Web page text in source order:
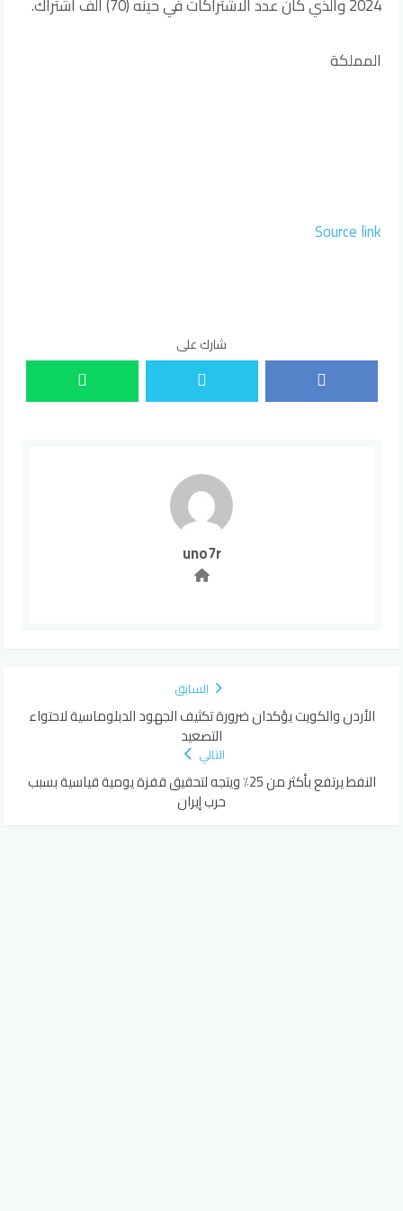
2024 والذي كان عدد الاشتراكات في حينه (70) ألف اشتراك.
المملكة
Source link
شارك على
uno7r
السابق
الأردن والكويت يؤكدان ضرورة تكثيف الجهود الدبلوماسية لاحتواء
التصعيد
التالي
النفط يرتفع بأكثر من 25٪ ويتجه لتحقيق قفزة يومية قياسية بسبب
حرب إيران